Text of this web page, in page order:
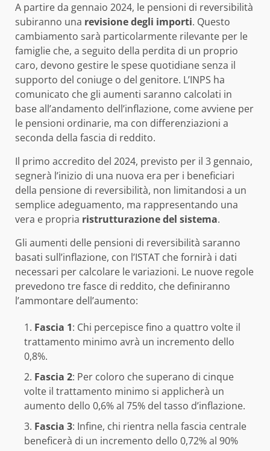
A partire da gennaio 2024, le pensioni di reversibilità
subiranno una revisione degli importi. Questo
cambiamento sarà particolarmente rilevante per le
famiglie che, a seguito della perdita di un proprio
caro, devono gestire le spese quotidiane senza il
supporto del coniuge o del genitore. L’INPS ha
comunicato che gli aumenti saranno calcolati in
base all’andamento dell’inflazione, come avviene per
le pensioni ordinarie, ma con differenziazioni a
seconda della fascia di reddito.
Il primo accredito del 2024, previsto per il 3 gennaio,
segnerà l’inizio di una nuova era per i beneficiari
della pensione di reversibilità, non limitandosi a un
semplice adeguamento, ma rappresentando una
vera e propria ristrutturazione del sistema.
Gli aumenti delle pensioni di reversibilità saranno
basati sull’inflazione, con l’ISTAT che fornirà i dati
necessari per calcolare le variazioni. Le nuove regole
prevedono tre fasce di reddito, che definiranno
l’ammontare dell’aumento:
Fascia 1: Chi percepisce fino a quattro volte il
trattamento minimo avrà un incremento dello
0,8%.
Fascia 2: Per coloro che superano di cinque
volte il trattamento minimo si applicherà un
aumento dello 0,6% al 75% del tasso d’inflazione.
Fascia 3: Infine, chi rientra nella fascia centrale
beneficerà di un incremento dello 0,72% al 90%